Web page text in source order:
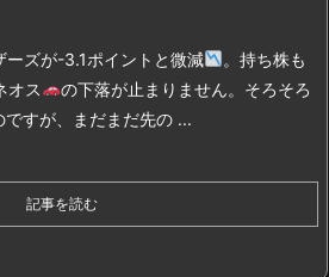
ズが-3.1ポイントと微減
。持ち株も
オス
の下落が止まりません。そろそろ
すが、まだまだ先の ...
記事を読む